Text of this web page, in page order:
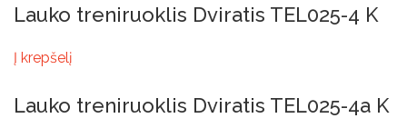
Lauko treniruoklis Dviratis TEL025-4 K
Į krepšelį
Lauko treniruoklis Dviratis TEL025-4a K